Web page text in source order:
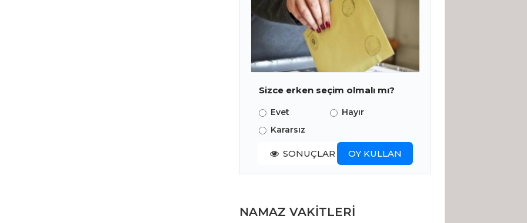
Sizce erken seçim olmalı mı?
Evet
Hayır
Kararsız
SONUÇLAR OY KULLAN
NAMAZ VAKİTLERİ